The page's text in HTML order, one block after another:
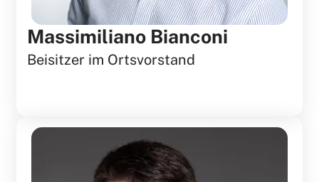
Massimiliano Bianconi
Beisitzer im Ortsvorstand